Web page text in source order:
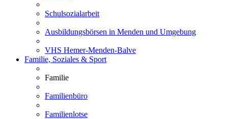
Schulsozialarbeit
Ausbildungsbörsen in Menden und Umgebung
VHS Hemer-Menden-Balve
Familie, Soziales & Sport
Familie
Familienbüro
Familienlotse